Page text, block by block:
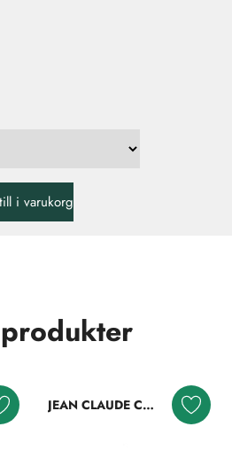
i varukorg
JEAN CLAUDE CONSTANTIN